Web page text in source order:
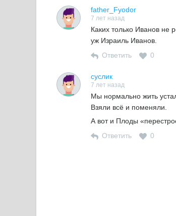
father_Fyodor
7 лет назад
Каких только Иванов
уж Израиль Иванов.
Ответить
0
суслик
7 лет назад
Мы нормально жить
Взяли всё и поменяли.
А вот и Плоды
Ответить
0